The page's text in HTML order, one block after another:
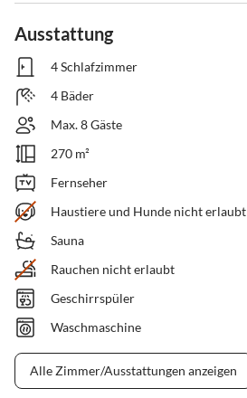
Ausstattung
4 Schlafzimmer
4 Bäder
Max. 8 Gäste
270 m²
Fernseher
Haustiere und Hunde nicht erlaubt
Sauna
Rauchen nicht erlaubt
Geschirrspüler
Waschmaschine
Alle Zimmer/Ausstattungen anzeigen